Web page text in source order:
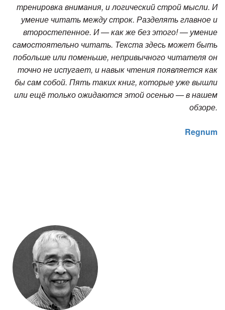
тренировка внимания, и логический строй мысли. И
умение читать между строк. Разделять главное и
второстепенное. И — как же без этого! — умение
самостоятельно читать. Текста здесь может быть
побольше или поменьше, непривычного читателя он
точно не испугает, и навык чтения появляется как
бы сам собой. Пять таких книг, которые уже вышли
или ещё только ожидаются этой осенью — в нашем
обзоре.
Regnum